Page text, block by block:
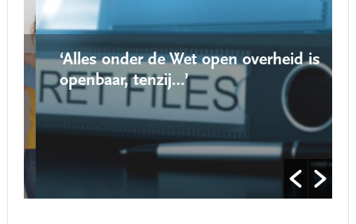
‘Alles onder de Wet open overheid is
openbaar, tenzij…’